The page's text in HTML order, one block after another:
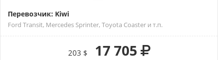
Перевозчик: Kiwi
Ford Transit, Mercedes Sprinter, Toyota Coaster и т.п.
203 $ 17 705